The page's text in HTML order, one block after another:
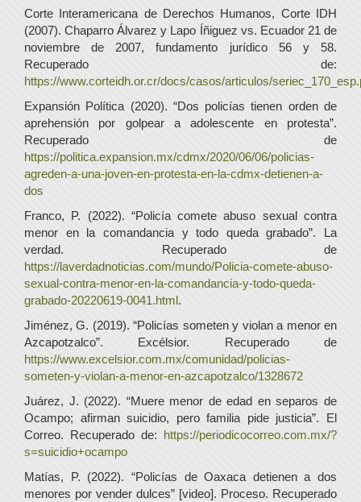
Corte Interamericana de Derechos Humanos, Corte IDH
(2007). Chaparro Álvarez y Lapo Íñiguez vs. Ecuador 21 de
noviembre de 2007, fundamento jurídico 56 y 58.
Recuperado de:
https://www.corteidh.or.cr/docs/casos/articulos/
Expansión Política (2020). “Dos policías tienen orden de
aprehensión por golpear a adolescente en protesta”.
Recuperado de
https://politica.expansion.mx/cdmx/2020/06/06/policias-
agreden-a-una-joven-en-protesta-en-la-cdmx-detienen-a-
dos
Franco, P. (2022). “Policía comete abuso sexual contra
menor en la comandancia y todo queda grabado”. La
verdad. Recuperado de
https://laverdadnoticias.com/mundo/Policia-comete-abuso-
sexual-contra-menor-en-la-comandancia-y-todo-queda-
grabado-20220619-0041.html.
Jiménez, G. (2019). “Policías someten y violan a menor en
Azcapotzalco”. Excélsior. Recuperado de
https://www.excelsior.com.mx/comunidad/policias-
someten-y-violan-a-menor-en-azcapotzalco/1328672
Juárez, J. (2022). “Muere menor de edad en separos de
Ocampo; afirman suicidio, pero familia pide justicia”. El
Correo. Recuperado de: https://periodicocorreo.com.mx/?
s=suicidio+ocampo
Matías, P. (2022). “Policías de Oaxaca detienen a dos
menores por vender dulces” [video]. Proceso. Recuperado